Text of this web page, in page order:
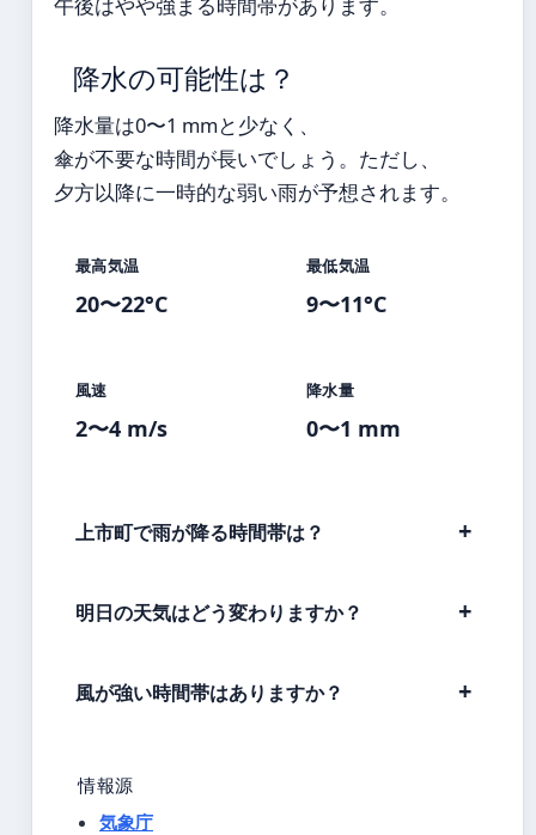
降水の可能性は？
降水量は0〜1 mmと少なく、
傘が不要な時間が長いでしょう。ただし、
夕方以降に一時的な弱い雨が予想されます。
最高気温
20〜22°C
最低気温
9〜11°C
風速
2〜4 m/s
降水量
0〜1 mm
上市町で雨が降る時間帯は？
明日の天気はどう変わりますか？
風が強い時間帯はありますか？
情報源
気象庁